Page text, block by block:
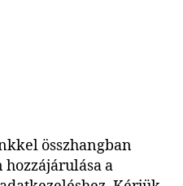
összhangban
a